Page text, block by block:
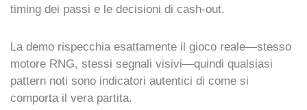
timing dei passi e le decisioni di cash‑out.
La demo rispecchia esattamente il gioco reale—stesso
motore RNG, stessi segnali visivi—quindi qualsiasi
pattern noti sono indicatori autentici di come si
comporta il vera partita.